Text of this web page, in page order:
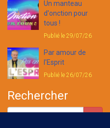
Un manteau
d'onction pour
tous !
Publié le 29/07/26
Par amour de
l'Esprit
Publié le 26/07/26
Rechercher